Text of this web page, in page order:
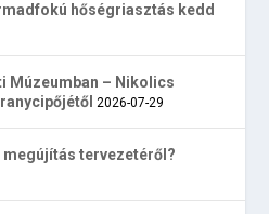
hőségriasztás kedd
Múzeumban – Nikolics
2026-07-29
megújítás tervezetéről?